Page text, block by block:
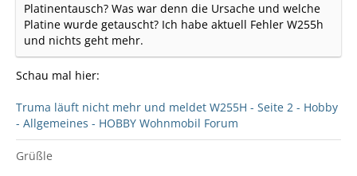
Platinentausch? Was war denn die Ursache und welche
Platine wurde getauscht? Ich habe aktuell Fehler W255h
und nichts geht mehr.
Schau mal hier:
Truma läuft nicht mehr und meldet W255H - Seite 2 - Hobby
- Allgemeines - HOBBY Wohnmobil Forum
Grüßle